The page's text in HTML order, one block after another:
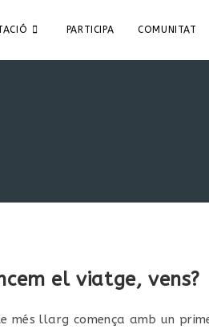
PARTICIPA COMUNITAT
el viatge, vens?
més llarg comença amb un